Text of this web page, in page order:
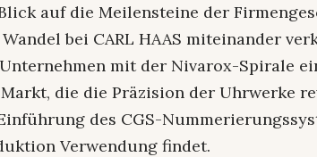
auf die Meilensteine der
bei CARL HAAS miteinander
mit der Nivarox-Spirale
die die Präzision der Uhrwerke
des CGS-
Verwendung findet.